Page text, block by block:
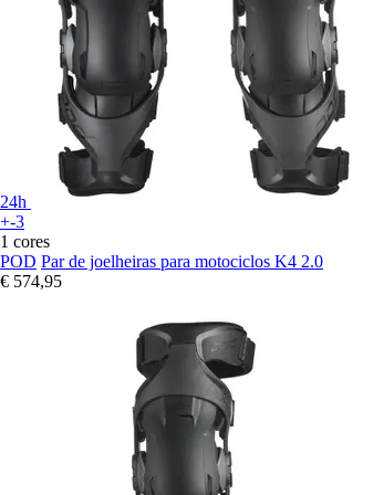
24h
+-3
1 cores
POD Par de joelheiras para motociclos K4 2.0
€ 574,95